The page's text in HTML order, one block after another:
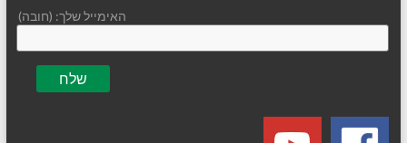
האימייל שלך: (חובה)